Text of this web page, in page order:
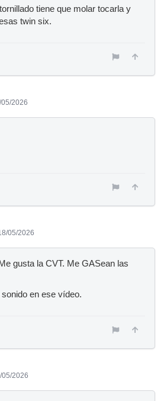
tiene que molar tocarla y
twin six.
2026
05/2026
gusta la CVT. Me GASean las
en ese vídeo.
05/2026